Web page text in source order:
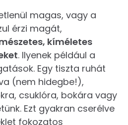
magas, vagy a
érzi magát,
kíméletes
. Ilyenek például a
Egy tiszta ruhát
(nem hidegbe!),
csuklóra, bokára vagy
Ezt gyakran cserélve
fokozatos